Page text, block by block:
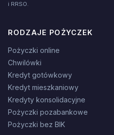
i RRSO.
RODZAJE POŻYCZEK
Pożyczki online
Chwilówki
Kredyt gotówkowy
Kredyt mieszkaniowy
Kredyty konsolidacyjne
Pożyczki pozabankowe
Pożyczki bez BIK